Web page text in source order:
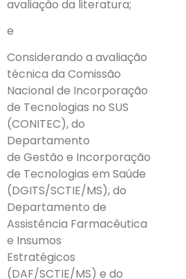
avaliação da literatura;
e
Considerando a avaliação
técnica da Comissão
Nacional de Incorporação
de Tecnologias no SUS
(CONITEC), do
Departamento
de Gestão e Incorporação
de Tecnologias em Saúde
(DGITS/SCTIE/MS), do
Departamento de
Assistência Farmacêutica
e Insumos
Estratégicos
(DAF/SCTIE/MS) e do